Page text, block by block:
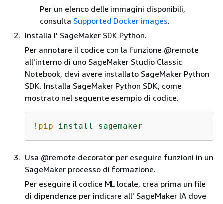
Per un elenco delle immagini disponibili,
consulta Supported Docker images.
Installa l' SageMaker SDK Python.
Per annotare il codice con la funzione @remote
all'interno di uno SageMaker Studio Classic
Notebook, devi avere installato SageMaker Python
SDK. Installa SageMaker Python SDK, come
mostrato nel seguente esempio di codice.
!pip install sagemaker
Usa @remote decorator per eseguire funzioni in un
SageMaker processo di formazione.
Per eseguire il codice ML locale, crea prima un file
di dipendenze per indicare all' SageMaker IA dove